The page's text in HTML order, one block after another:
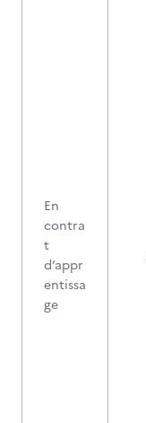
En
contra
t
d’appr
entissa
ge